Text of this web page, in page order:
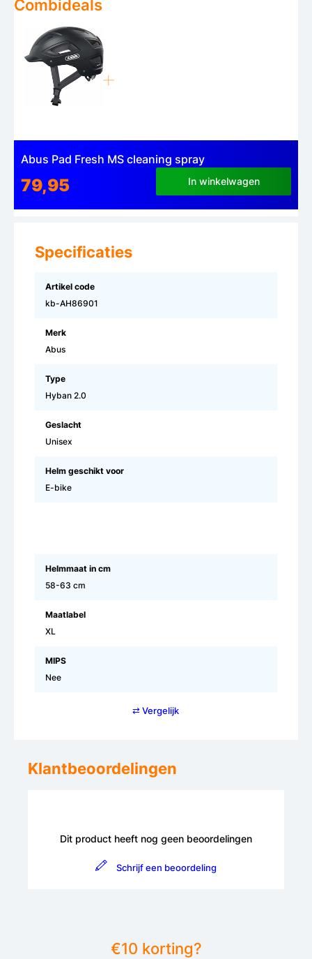
Combideals
Abus Pad Fresh MS cleaning spray
79,95 In winkelwagen
Specificaties
Artikel code
kb-AH86901
Merk
Abus
Type
Hyban 2.0
Geslacht
Unisex
Helm geschikt voor
E-bike
Helmmaat in cm
58-63 cm
Maatlabel
XL
MIPS
Nee
⇄ Vergelijk
Klantbeoordelingen
Dit product heeft nog geen beoordelingen
Schrijf een beoordeling
€10 korting?